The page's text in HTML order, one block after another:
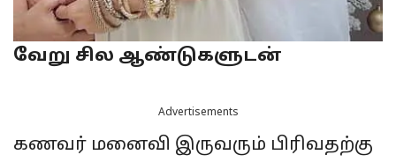
வேறு சில ஆண்டுகளுடன்
Advertisements
கணவர் மனைவி இருவரும் பிரிவதற்கு